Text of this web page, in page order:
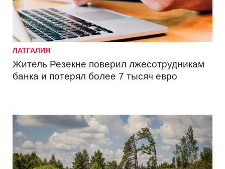
ЛАТГАЛИЯ
Житель Резекне поверил лжесотрудникам
банка и потерял более 7 тысяч евро